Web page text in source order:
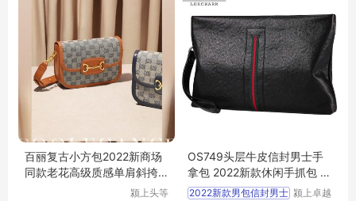
百丽复古小方包2022新商场
同款老花高级质感单肩斜挎
颍上头等
OS749头层牛皮信封男士手
拿包 2022新款休闲手抓包 全
国直供
2022新款男包信封男士 颍上卓越